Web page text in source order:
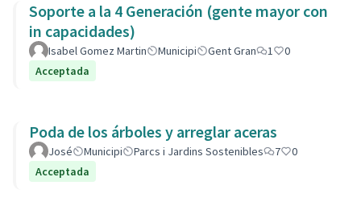
Soporte a la 4 Generación (gente mayor con
in capacidades)
Isabel Gomez Martin Municipi Gent Gran 1
0
Acceptada
Poda de los árboles y arreglar aceras
José Municipi Parcs i Jardins Sostenibles 7
0
Acceptada